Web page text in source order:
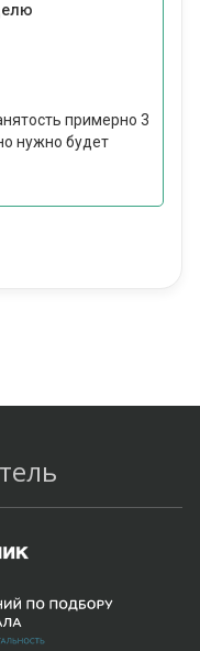
примерно 3
нужно будет